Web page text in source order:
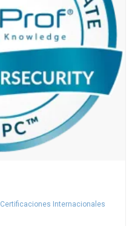
Certificaciones Internacionales